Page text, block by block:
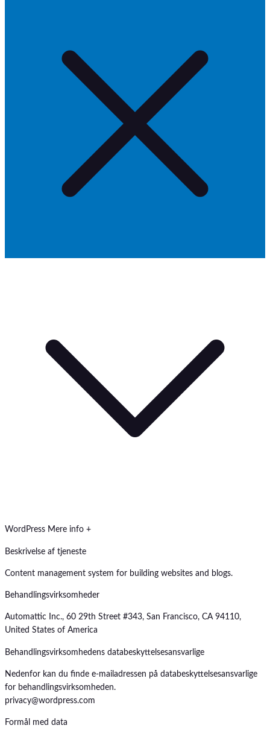
WordPress Mere info +
Beskrivelse af tjeneste
Content management system for building websites and blogs.
Behandlingsvirksomheder
Automattic Inc., 60 29th Street #343, San Francisco, CA 94110,
United States of America
Behandlingsvirksomhedens databeskyttelsesansvarlige
Nedenfor kan du finde e-mailadressen på databeskyttelsesansvarlige
for behandlingsvirksomheden.
privacy@wordpress.com
Formål med data